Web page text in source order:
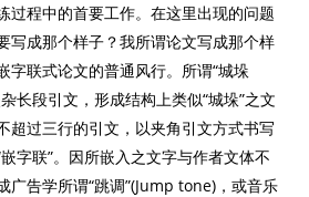
过程中的首要工作。在这里出现的问题
写成那个样子？我所谓论文写成那个样
字联式论文的普通风行。所谓“城垛
长段引文，形成结构上类似“城垛”之文
超过三行的引文，以夹角引文方式书写
字联”。因所嵌入之文字与作者文体不
广告学所谓“跳调”(Jump tone)，或音乐